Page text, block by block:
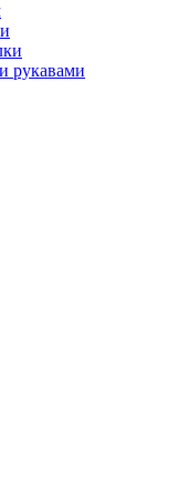
рукавами